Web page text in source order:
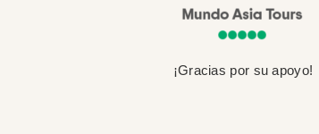
¡Gracias por su apoyo!